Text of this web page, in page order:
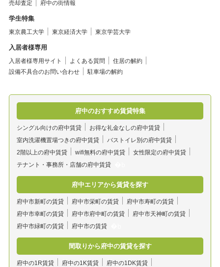
売却査定
府中の街情報
学生特集
東京農工大学 東京経済大学 東京学芸大学
入居者様専用
入居者様専用サイト よくある質問
住居の解約
設備不具合のお問い合わせ
駐車場の解約
府中のおすすめ賃貸特集
シングル向けの府中賃貸
お得な礼金なしの府中賃貸
室内洗濯機置場つきの府中賃貸
バストイレ別の府中賃貸
2階以上の府中賃貸
wifi無料の府中賃貸
女性限定の府中賃貸
テナント・事務所・店舗の府中賃貸
府中エリアから賃貸を探す
府中市新町の賃貸 府中市栄町の賃貸
府中市寿町の賃貸
府中市幸町の賃貸
府中市府中町の賃貸
府中市天神町の賃貸
府中市緑町の賃貸
府中市の賃貸
間取りから府中の賃貸を探す
府中の1R賃貸 府中の1K賃貸
府中の1DK賃貸